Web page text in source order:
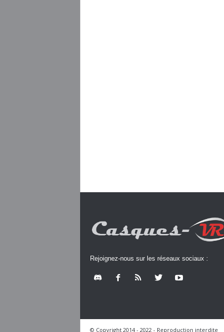
Rejoignez-nous sur les réseaux sociaux :
© Copyright 2014 - 2022 - Reproduction interdite